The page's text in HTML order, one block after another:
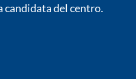
candidata del centro.